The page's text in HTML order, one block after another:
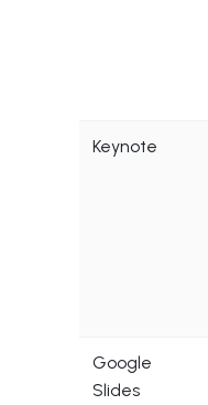
Keynote
Google
Slides